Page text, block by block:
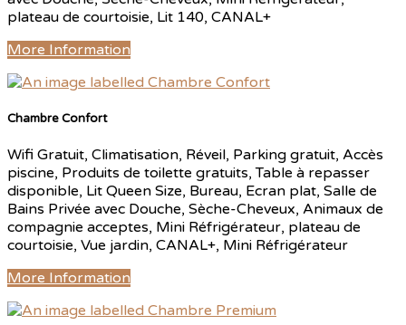
plateau de courtoisie, Lit 140, CANAL+
More Information
Chambre Confort
Wifi Gratuit, Climatisation, Réveil, Parking gratuit, Accès
piscine, Produits de toilette gratuits, Table à repasser
disponible, Lit Queen Size, Bureau, Ecran plat, Salle de
Bains Privée avec Douche, Sèche-Cheveux, Animaux de
compagnie acceptes, Mini Réfrigérateur, plateau de
courtoisie, Vue jardin, CANAL+, Mini Réfrigérateur
More Information